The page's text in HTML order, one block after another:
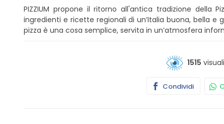
PIZZIUM propone il ritorno all'antica tradizione della
ingredienti e ricette regionali di un’Italia buona, bella e
pizza è una cosa semplice, servita in un’atmosfera
1515
Condividi